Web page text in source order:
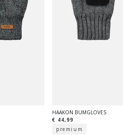
HAAKON BUMGLOVES
€ 44,99
premium